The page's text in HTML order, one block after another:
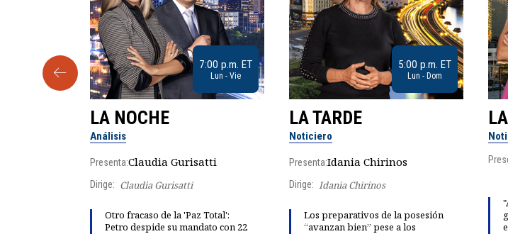
9:30 a.m. ET 7:00 p.m. ET
Lun - Vie
LA NOCHE
Análisis
Presenta:Claudia Gurisatti
Dirige: Claudia Gurisatti
Otro fracaso de la 'Paz Total':
Petro despide su mandato con 22
5:00 p.m. ET
Lun - Dom
LA TARDE
Noticiero
Presenta:Idania Chirinos
Dirige: Idania Chirinos
Los preparativos de la posesión
“avanzan bien” pese a los